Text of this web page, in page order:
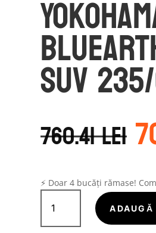
SUV
760.41lei a
⚡ Doar 4 bucăți rămase!
Cantitate
Yokohama
BLUEARTHWINTER
ADAUGĂ